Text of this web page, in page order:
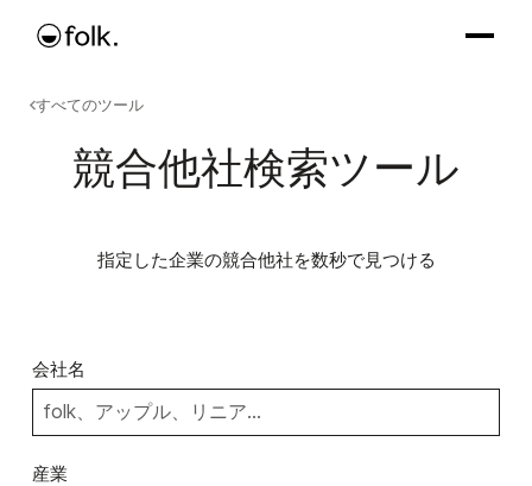
すべてのツール
競合他社検索ツール
指定した企業の競合他社を数秒で見つける
会社名
産業